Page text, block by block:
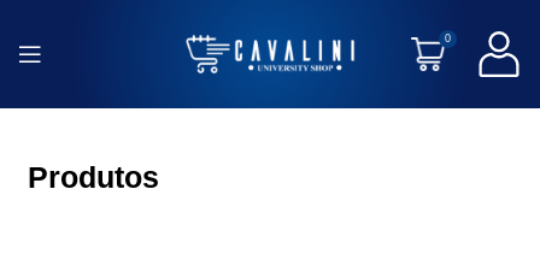
0
Produtos